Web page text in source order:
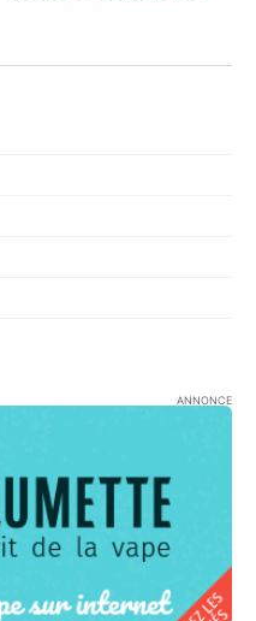
ANNONCE